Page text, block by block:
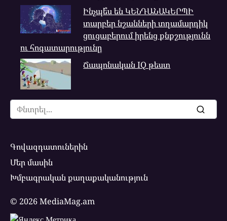
Ինչպե՞ս են ԿԵՆԴԱՆԱԿԵՐՊԻ
տարբեր նշանների տղամարդիկ
ցուցաբերում իրենց քնքշությունն
ու հոգատարությունը
Ճապոնական IQ թեստ
Search
for:
Գովազդատուներին
Մեր մասին
Խմբագրական քաղաքականություն
© 2026 MediaMag.am